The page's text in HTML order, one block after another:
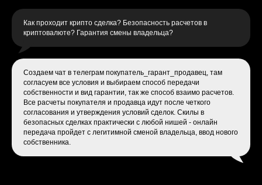
Как проходит крипто сделка? Безопасность расчетов в
криптовалюте? Гарантия смены владельца?
Создаем чат в телеграм покупатель_гарант_продавец, там
согласуем все условия и выбираем способ передачи
собственности и вид гарантии, так же способ взаимо расчетов.
Все расчеты покупателя и продавца идут после четкого
согласования и утверждения условий сделок. Скилы в
безопасных сделках практически с любой нишей - онлайн
передача пройдет с легитимной сменой владельца, ввод нового
собственника.